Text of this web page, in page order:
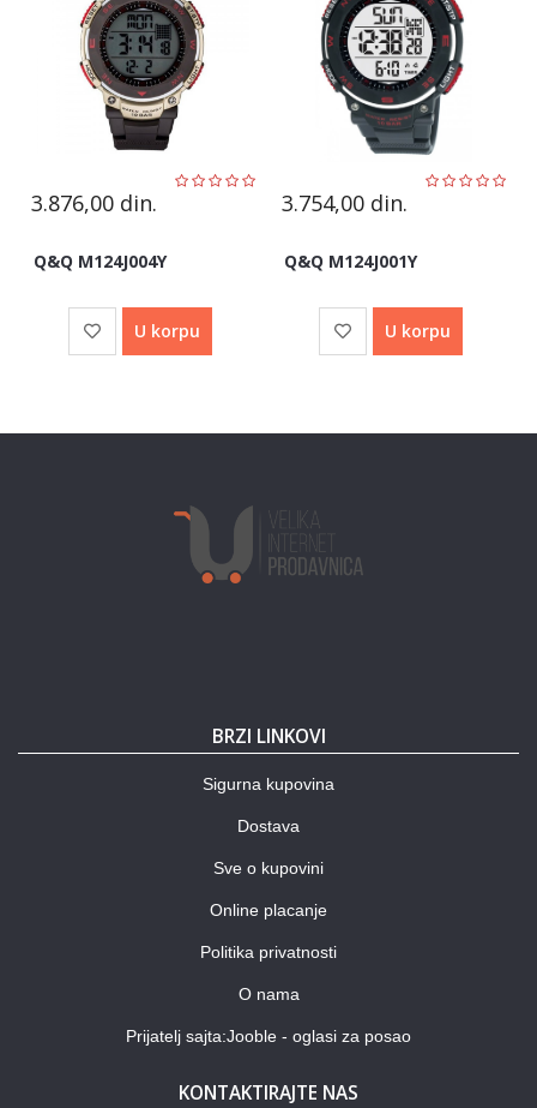
3.876,00 din.
Q&Q M124J004Y
U korpu
3.754,00 din.
Q&Q M124J001Y
U korpu
BRZI LINKOVI
Sigurna kupovina
Dostava
Sve o kupovini
Online placanje
Politika privatnosti
O nama
Prijatelj sajta:Jooble - oglasi za posao
KONTAKTIRAJTE NAS